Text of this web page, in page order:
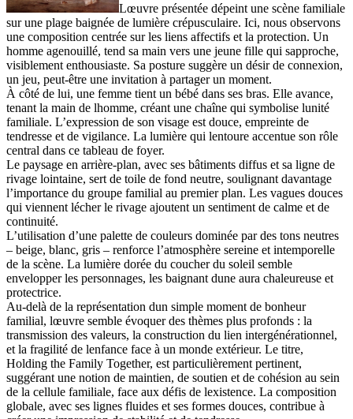
Lœuvre présentée dépeint une scène familiale
sur une plage baignée de lumière crépusculaire. Ici, nous observons
une composition centrée sur les liens affectifs et la protection. Un
homme agenouillé, tend sa main vers une jeune fille qui sapproche,
visiblement enthousiaste. Sa posture suggère un désir de connexion,
un jeu, peut-être une invitation à partager un moment.
À côté de lui, une femme tient un bébé dans ses bras. Elle avance,
tenant la main de lhomme, créant une chaîne qui symbolise lunité
familiale. L’expression de son visage est douce, empreinte de
tendresse et de vigilance. La lumière qui lentoure accentue son rôle
central dans ce tableau de foyer.
Le paysage en arrière-plan, avec ses bâtiments diffus et sa ligne de
rivage lointaine, sert de toile de fond neutre, soulignant davantage
l’importance du groupe familial au premier plan. Les vagues douces
qui viennent lécher le rivage ajoutent un sentiment de calme et de
continuité.
L’utilisation d’une palette de couleurs dominée par des tons neutres
– beige, blanc, gris – renforce l’atmosphère sereine et intemporelle
de la scène. La lumière dorée du coucher du soleil semble
envelopper les personnages, les baignant dune aura chaleureuse et
protectrice.
Au-delà de la représentation dun simple moment de bonheur
familial, lœuvre semble évoquer des thèmes plus profonds : la
transmission des valeurs, la construction du lien intergénérationnel,
et la fragilité de lenfance face à un monde extérieur. Le titre,
Holding the Family Together, est particulièrement pertinent,
suggérant une notion de maintien, de soutien et de cohésion au sein
de la cellule familiale, face aux défis de lexistence. La composition
globale, avec ses lignes fluides et ses formes douces, contribue à